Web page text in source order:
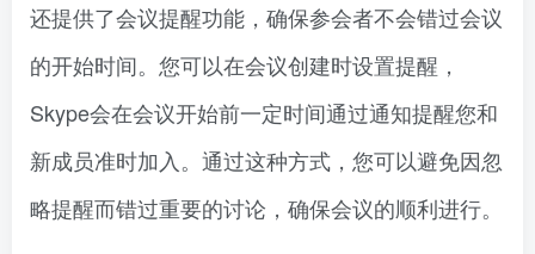
还提供了会议提醒功能，确保参会者不会错过会议
的开始时间。您可以在会议创建时设置提醒，
Skype会在会议开始前一定时间通过通知提醒您和
新成员准时加入。通过这种方式，您可以避免因忽
略提醒而错过重要的讨论，确保会议的顺利进行。